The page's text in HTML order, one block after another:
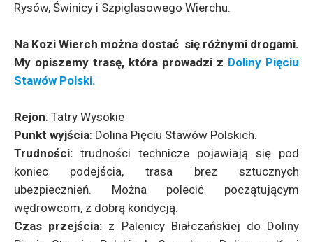
Rysów, Świnicy i Szpiglasowego Wierchu.
Na Kozi Wierch można dostać się różnymi drogami.
My opiszemy trasę, która prowadzi z Doliny Pięciu
Stawów Polski.
Rejon: Tatry Wysokie
Punkt wyjścia: Dolina Pięciu Stawów Polskich.
Trudności: trudności technicze pojawiają się pod
koniec podejścia, trasa brez sztucznych
ubezpiecznień. Można polecić początującym
wędrowcom, z dobrą kondycją.
Czas przejścia: z Palenicy Białczańskiej do Doliny